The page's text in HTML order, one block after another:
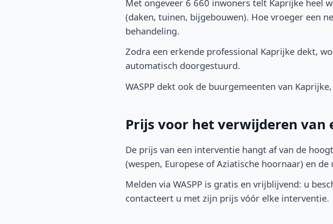
Met ongeveer 6 660 inwoners telt Kaprijke heel
(daken, tuinen, bijgebouwen). Hoe vroeger een
behandeling.
Zodra een erkende professional Kaprijke dekt,
automatisch doorgestuurd.
WASPP dekt ook de buurgemeenten van
Prijs voor het verwijderen van
De prijs van een interventie hangt af van de
(wespen, Europese of Aziatische hoornaar) en
Melden via WASPP is gratis en vrijblijvend: u
contacteert u met zijn prijs vóór elke interventie.